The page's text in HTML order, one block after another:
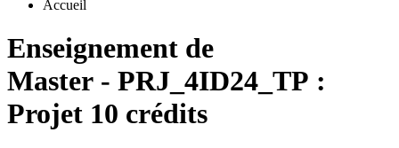
Accueil
Enseignement de
Master - PRJ_4ID24_TP :
Projet 10 crédits